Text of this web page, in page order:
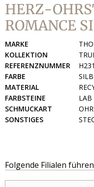
HERZ-
ROMANCE
MARKE
KOLLEKTION
REFERENZNUMMER
FARBE
MATERIAL
FARBSTEINE
LAB
SCHMUCKART
SONSTIGES
Folgende Filialen